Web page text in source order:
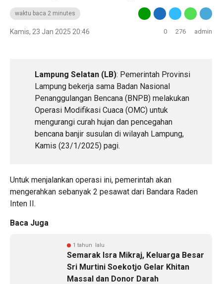
waktu baca 2 minutes
Kamis, 23 Jan 2025 20:46 0 276 admin
Lampung Selatan (LB): Pemerintah Provinsi
Lampung bekerja sama Badan Nasional
Penanggulangan Bencana (BNPB) melakukan
Operasi Modifikasi Cuaca (OMC) untuk
mengurangi curah hujan dan pencegahan
bencana banjir susulan di wilayah Lampung,
Kamis (23/1/2025) pagi.
Untuk menjalankan operasi ini, pemerintah akan
mengerahkan sebanyak 2 pesawat dari Bandara Raden
Inten II.
Baca Juga
1 tahun lalu
Semarak Isra Mikraj, Keluarga Besar
Sri Murtini Soekotjo Gelar Khitan
Massal dan Donor Darah